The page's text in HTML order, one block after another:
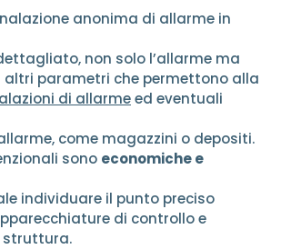
anonima di allarme in
non solo l’allarme ma
altri parametri che permettono alla
di allarmeed eventuali
come magazzini o depositi.
sono economiche e
individuare il punto preciso
di controllo e
struttura.